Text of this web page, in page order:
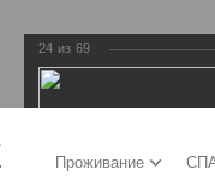
Проживание
24 из 69